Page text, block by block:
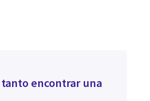
encontrar una